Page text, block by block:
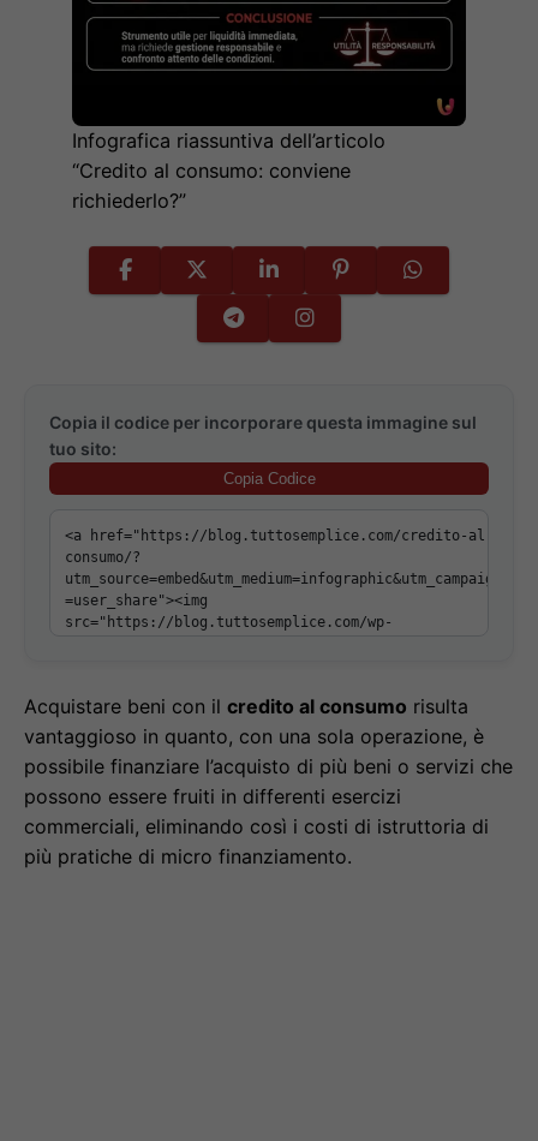
Infografica riassuntiva dell’articolo
“Credito al consumo: conviene
richiederlo?”
Copia il codice per incorporare questa immagine sul
tuo sito:
Copia Codice
Acquistare beni con il credito al consumo risulta
vantaggioso in quanto, con una sola operazione, è
possibile finanziare l’acquisto di più beni o servizi che
possono essere fruiti in differenti esercizi
commerciali, eliminando così i costi di istruttoria di
più pratiche di micro finanziamento.